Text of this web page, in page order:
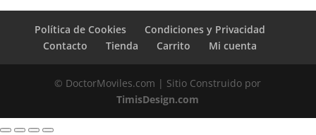
Política de Cookies
Condiciones y Privacidad
Contacto
Tienda Carrito Mi cuenta
© DoctorMoviles.com | Sitio Construido por
TimisDesign.com